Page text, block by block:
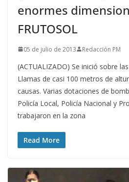
enormes
FRUTOSOL
05 de julio de 2013 Redacción PM
(ACTUALIZADO) Se inició sobre
Llamas de casi 100 metros de
causas. Varias dotaciones de
Policía Local, Policía Nacional y
trabajaron en la zona
Read More